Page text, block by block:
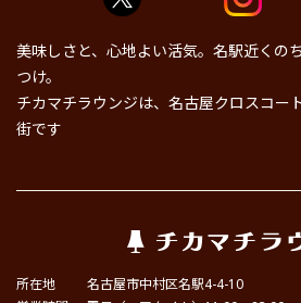
美味しさと、心地よい活気。名駅近くの
つけ。
チカマチラウンジは、名古屋クロスコー
街です
所在地
名古屋市中村区名駅4-4-10